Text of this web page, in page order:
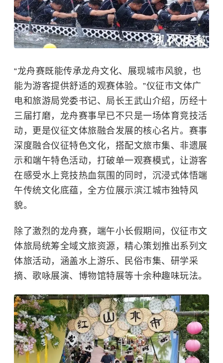
“龙舟赛既能传承龙舟文化、展现城市风貌，也
能为游客提供舒适的观赛体验。”仪征市文体广
电和旅游局党委书记、局长王武山介绍，历经十
三届打磨，龙舟赛事早已不只是一场体育竞技活
动，更是仪征文体旅融合发展的核心名片。赛事
深度融合仪征特色文化，搭配文旅市集、非遗展
示和端午特色活动，打破单一观赛模式，让游客
在感受水上竞技热血氛围的同时，沉浸式体悟端
午传统文化底蕴，全方位展示滨江城市独特风
貌。
除了激烈的龙舟赛，端午小长假期间，仪征市文
体旅局统筹全域文旅资源，精心策划推出系列文
体旅活动，涵盖水上游乐、民俗市集、研学采
摘、歌咏展演、博物馆特展等十余种趣味玩法。